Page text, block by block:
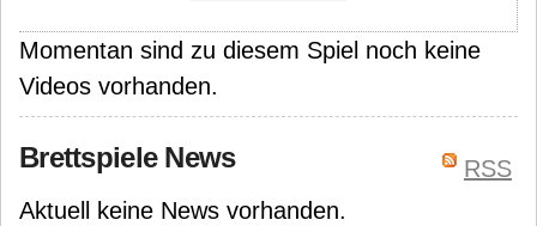
Momentan sind zu diesem Spiel noch keine
Videos vorhanden.
RSS
Brettspiele News
Aktuell keine News vorhanden.